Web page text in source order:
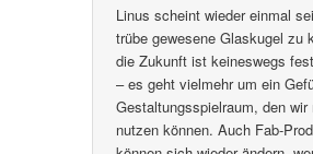
Linus scheint wieder einmal
trübe gewesene Glaskugel zu
die Zukunft ist keineswegs
– es geht vielmehr um ein
Gestaltungsspielraum, den
nutzen können. Auch Fab-